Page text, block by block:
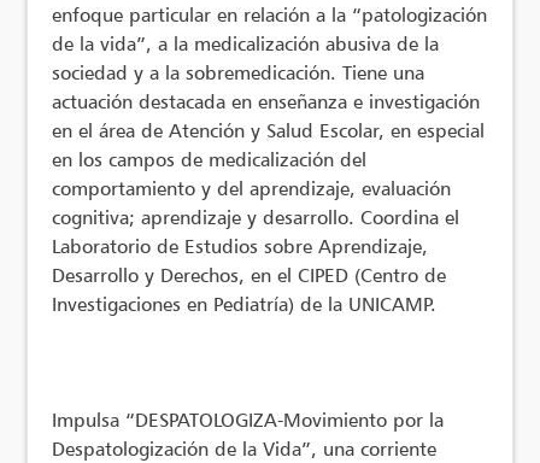
enfoque particular en relación a la “patologización
de la vida”, a la medicalización abusiva de la
sociedad y a la sobremedicación. Tiene una
actuación destacada en enseñanza e investigación
en el área de Atención y Salud Escolar, en especial
en los campos de medicalización del
comportamiento y del aprendizaje, evaluación
cognitiva; aprendizaje y desarrollo. Coordina el
Laboratorio de Estudios sobre Aprendizaje,
Desarrollo y Derechos, en el CIPED (Centro de
Investigaciones en Pediatría) de la UNICAMP.
Impulsa “DESPATOLOGIZA-Movimiento por la
Despatologización de la Vida”, una corriente